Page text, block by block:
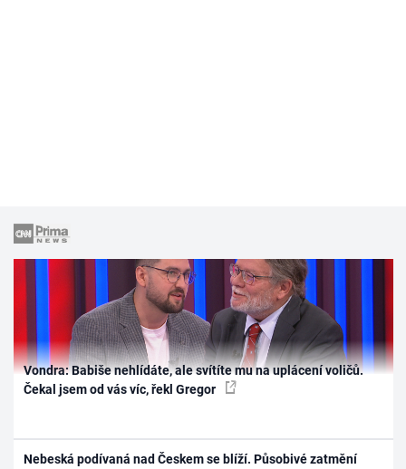
Vondra: Babiše nehlídáte, ale svítíte mu na uplácení voličů.
Čekal jsem od vás víc, řekl Gregor
Nebeská podívaná nad Českem se blíží. Působivé zatmění